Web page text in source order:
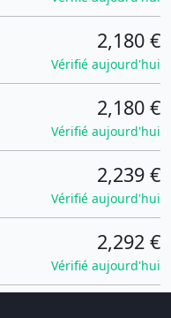
2,180 €
Vérifié aujourd'hui
2,180 €
Vérifié aujourd'hui
2,239 €
Vérifié aujourd'hui
2,292 €
Vérifié aujourd'hui